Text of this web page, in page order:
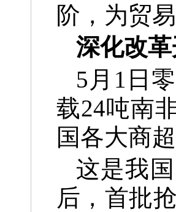
阶，为贸
深化改
5月1日
载24吨南
国各大商
这是我
后，首批